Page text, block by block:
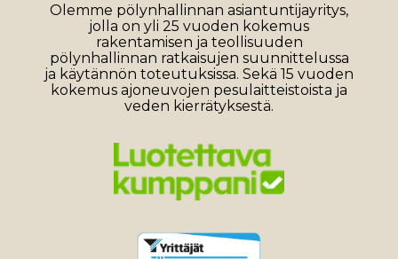
Olemme pölynhallinnan asiantuntijayritys,
jolla on yli 25 vuoden kokemus
rakentamisen ja teollisuuden
pölynhallinnan ratkaisujen suunnittelussa
ja käytännön toteutuksissa. Sekä 15 vuoden
kokemus ajoneuvojen pesulaitteistoista ja
veden kierrätyksestä.